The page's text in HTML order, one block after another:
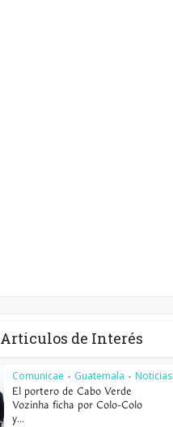
Articulos de Interés
Comunicae • Guatemala • Noticias
El portero de Cabo Verde
Vozinha ficha por Colo-Colo
y...